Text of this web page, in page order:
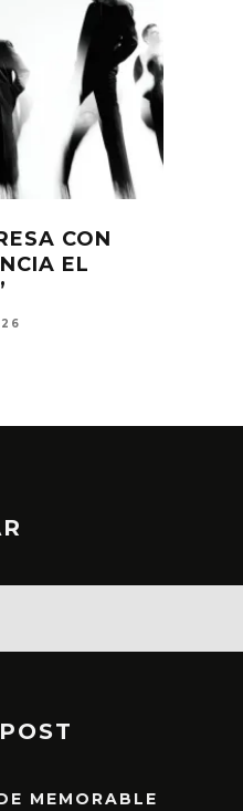
CON
EL
MEMORABLE